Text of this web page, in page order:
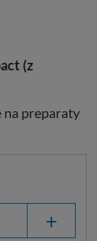
(z
na preparaty
+